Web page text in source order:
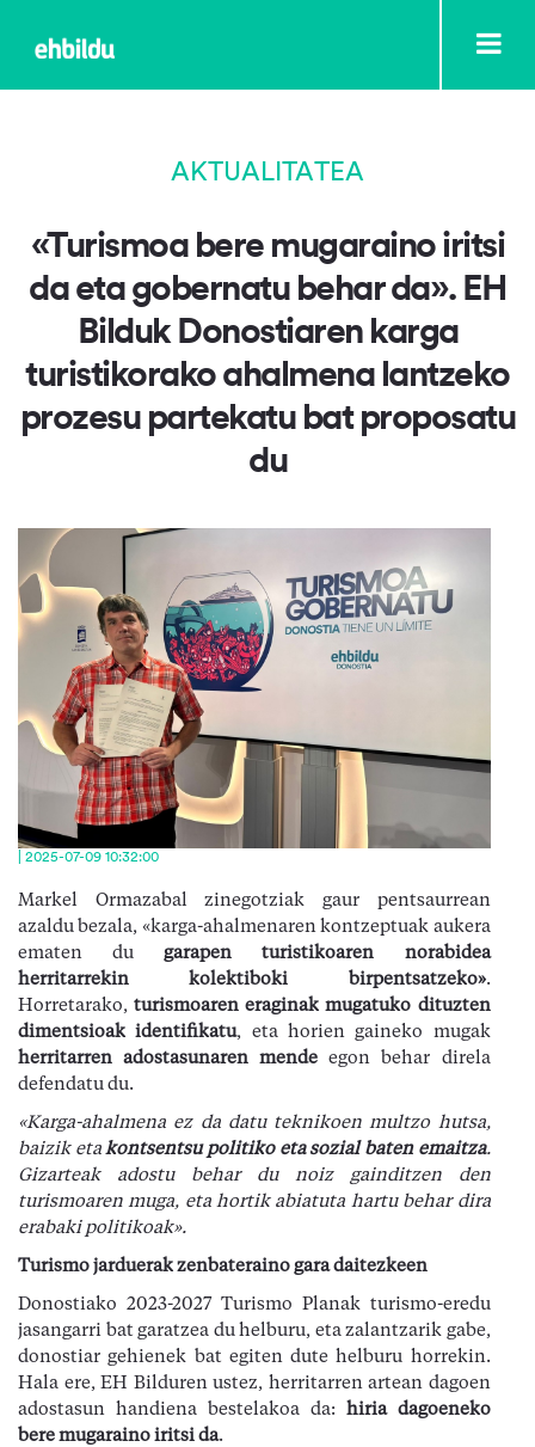
AKTUALITATEA
«Turismoa bere mugaraino iritsi
da eta gobernatu behar da». EH
Bilduk Donostiaren karga
turistikorako ahalmena lantzeko
prozesu partekatu bat proposatu
du
| 2025-07-09 10:32:00
Markel Ormazabal zinegotziak gaur pentsaurrean
azaldu bezala, «karga-ahalmenaren kontzeptuak aukera
ematen dugarapen turistikoaren norabidea
herritarrekin kolektiboki birpentsatzeko».
Horretarako,turismoaren eraginak mugatuko dituzten
dimentsioak identifikatu, eta horien gaineko mugak
herritarren adostasunaren mende egon behar direla
defendatu du.
«Karga-ahalmena ez da datu teknikoen multzo hutsa,
baizik etakontsentsu politiko eta sozial baten emaitza.
Gizarteak adostu behar du noiz gainditzen den
turismoaren muga, eta hortik abiatuta hartu behar dira
erabaki politikoak».
Turismo jarduerak zenbateraino gara daitezkeen
Donostiako 2023-2027 Turismo Planak turismo-eredu
jasangarri bat garatzea du helburu, eta zalantzarik gabe,
donostiar gehienek bat egiten dute helburu horrekin.
Hala ere, EH Bilduren ustez, herritarren artean dagoen
adostasun handiena bestelakoa da: hiria dagoeneko
bere mugaraino iritsi da.